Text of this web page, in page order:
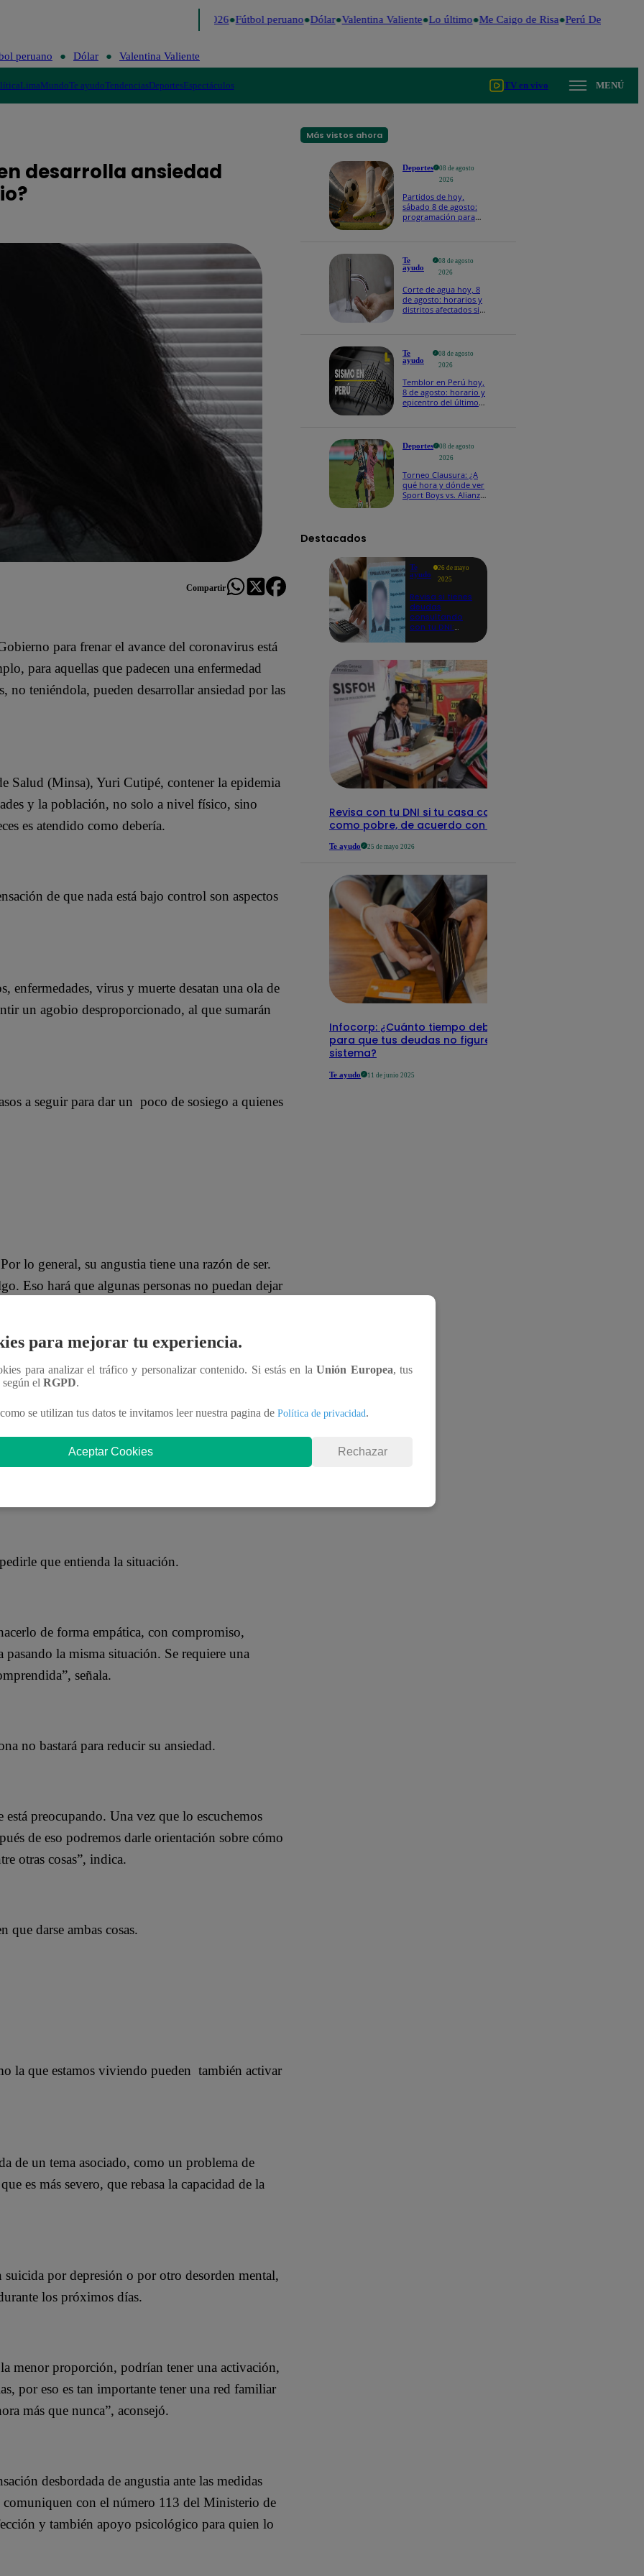
Perú Decide 2026 Fútbol peruano Dólar Valentina Valiente Lo último Me Caigo de Risa Perú Decide 2026
peruano Dólar Valentina Valiente
LimaMundoTe ayudoTendenciasDeportesEspectáculos TV en vivo MENÚ
desarrolla ansiedad
Compartir
para frenar el avance del coronavirus está
para aquellas que padecen una enfermedad
no teniéndola, pueden desarrollar ansiedad por las
Salud (Minsa), Yuri Cutipé, contener la epidemia
y la población, no solo a nivel físico, sino
es atendido como debería.
de que nada está bajo control son aspectos
enfermedades, virus y muerte desatan una ola de
un agobio desproporcionado, al que sumarán
a seguir para dar un poco de sosiego a quienes
lo general, su angustia tiene una razón de ser.
Eso hará que algunas personas no puedan dejar
razone y deje de sentir lo que siente y deje de
hay que tener la mente serena. Una vez
rabia, cólera, su preocupación”, recomienda.
que entienda la situación.
de forma empática, con compromiso,
la misma situación. Se requiere una
señala.
no bastará para reducir su ansiedad.
preocupando. Una vez que lo escuchemos
de eso podremos darle orientación sobre cómo
otras cosas”, indica.
que darse ambas cosas.
la que estamos viviendo pueden también activar
de un tema asociado, como un problema de
es más severo, que rebasa la capacidad de la
por depresión o por otro desorden mental,
los próximos días.
menor proporción, podrían tener una activación,
por eso es tan importante tener una red familiar
más que nunca”, aconsejó.
desbordada de angustia ante las medidas
con el número 113 del Ministerio de
y también apoyo psicológico para quien lo
Más vistos ahora
Deportes
08 de agosto
2026
Partidos de hoy,
sábado 8 de agosto:
programación para
Te
ayudo
08 de agosto
2026
Corte de agua hoy, 8
de agosto: horarios y
distritos afectados sin
Te
ayudo
08 de agosto
2026
Temblor en Perú hoy,
8 de agosto: horario y
epicentro del último
Deportes
08 de agosto
2026
Torneo Clausura: ¿A
qué hora y dónde ver
Sport Boys vs. Alianza
Destacados
Te
ayudo
26 de mayo
2025
Revisa si tienes
deudas
consultando
con tu DNI:
detalles
Revisa con tu DNI si tu casa califica
como pobre, de acuerdo con el Sisfoh
Te ayudo 25 de mayo 2026
Infocorp: ¿Cuánto tiempo debe pasar
para que tus deudas no figuren en su
sistema?
Te ayudo 11 de junio 2025
para mejorar tu experiencia.
para analizar el tráfico y personalizar contenido. Si estás en laUnión Europea, tus
según el RGPD.
se utilizan tus datos te invitamos leer nuestra pagina de Política de privacidad.
Aceptar Cookies Rechazar